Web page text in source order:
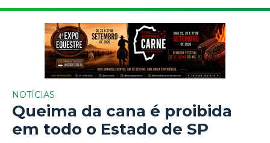
NOTÍCIAS
Queima da cana é proibida
em todo o Estado de SP